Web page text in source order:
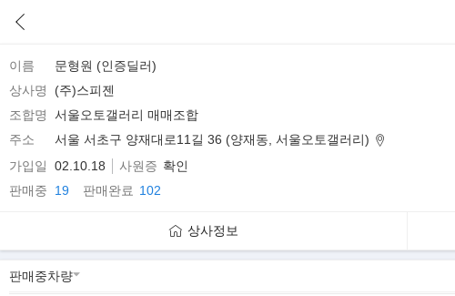
이름
문형원 (인증딜러)
상사명
(주)스피젠
조합명
서울오토갤러리 매매조합
주소
서울 서초구 양재대로11길 36 (양재동, 서울오토갤러리)
가입일
02.10.18 사원증 확인
판매중
19 판매완료 102
상사정보